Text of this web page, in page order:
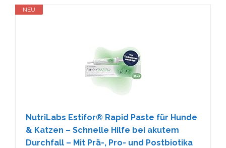
NEU
NutriLabs Estifor® Rapid Paste für Hunde
& Katzen – Schnelle Hilfe bei akutem
Durchfall – Mit Prä-, Pro- und Postbiotika